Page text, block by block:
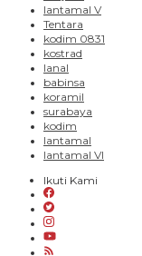
lantamal V
Tentara
kodim 0831
kostrad
lanal
babinsa
koramil
surabaya
kodim
lantamal
lantamal VI
Ikuti Kami